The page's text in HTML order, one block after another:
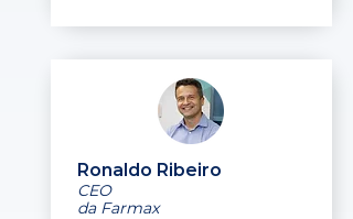
Ronaldo Ribeiro
CEO
da Farmax